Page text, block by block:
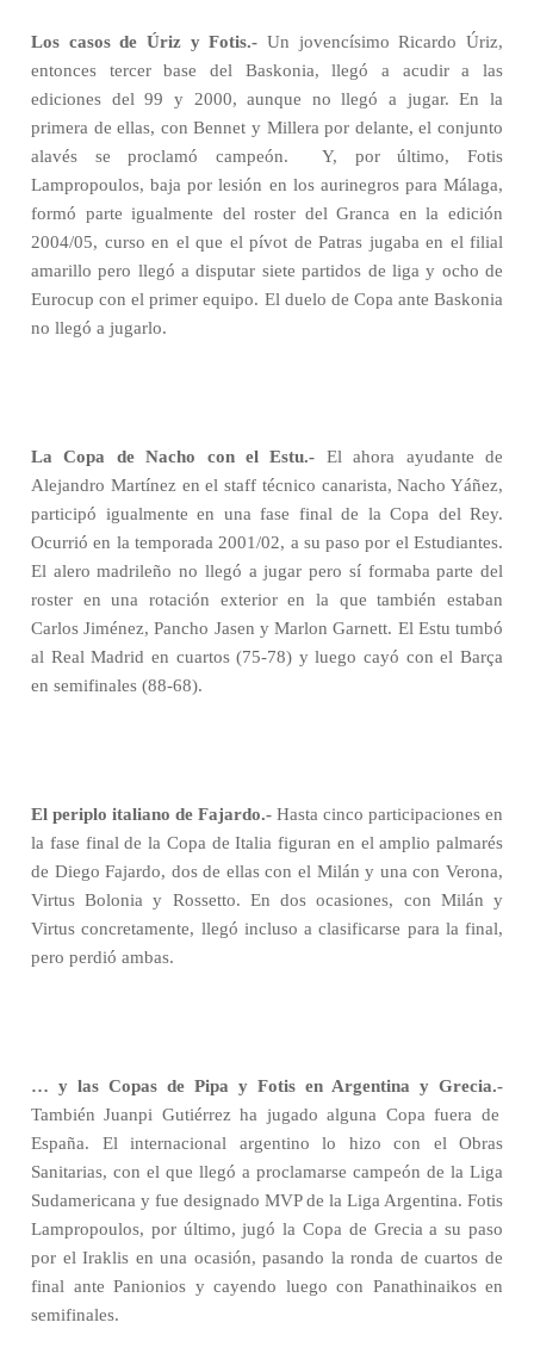
Los casos de Úriz y Fotis.- Un jovencísimo Ricardo Úriz,
entonces tercer base del Baskonia, llegó a acudir a las
ediciones del 99 y 2000, aunque no llegó a jugar. En la
primera de ellas, con Bennet y Millera por delante, el conjunto
alavés se proclamó campeón.
Y, por último, Fotis
Lampropoulos, baja por lesión en los aurinegros para Málaga,
formó parte igualmente del roster del Granca en la edición
2004/05, curso en el que el pívot de Patras jugaba en el filial
amarillo pero llegó a disputar siete partidos de liga y ocho de
Eurocup con el primer equipo. El duelo de Copa ante Baskonia
no llegó a jugarlo.
La Copa de Nacho con el Estu.- El ahora ayudante de
Alejandro Martínez en el staff técnico canarista, Nacho Yáñez,
participó igualmente en una fase final de la Copa del Rey.
Ocurrió en la temporada 2001/02, a su paso por el Estudiantes.
El alero madrileño no llegó a jugar pero sí formaba parte del
roster en una rotación exterior en la que también estaban
Carlos Jiménez, Pancho Jasen y Marlon Garnett. El Estu tumbó
al Real Madrid en cuartos (75-78) y luego cayó con el Barça
en semifinales (88-68).
El periplo italiano de Fajardo.- Hasta cinco participaciones en
la fase final de la Copa de Italia figuran en el amplio palmarés
de Diego Fajardo, dos de ellas con el Milán y una con Verona,
Virtus Bolonia y Rossetto. En dos ocasiones, con Milán y
Virtus concretamente, llegó incluso a clasificarse para la final,
pero perdió ambas.
… y las Copas de Pipa y Fotis en Argentina y Grecia.-
También Juanpi Gutiérrez ha jugado alguna Copa fuera de
España. El internacional argentino lo hizo con el Obras
Sanitarias, con el que llegó a proclamarse campeón de la Liga
Sudamericana y fue designado MVP de la Liga Argentina. Fotis
Lampropoulos, por último, jugó la Copa de Grecia a su paso
por el Iraklis en una ocasión, pasando la ronda de cuartos de
final ante Panionios y cayendo luego con Panathinaikos en
semifinales.